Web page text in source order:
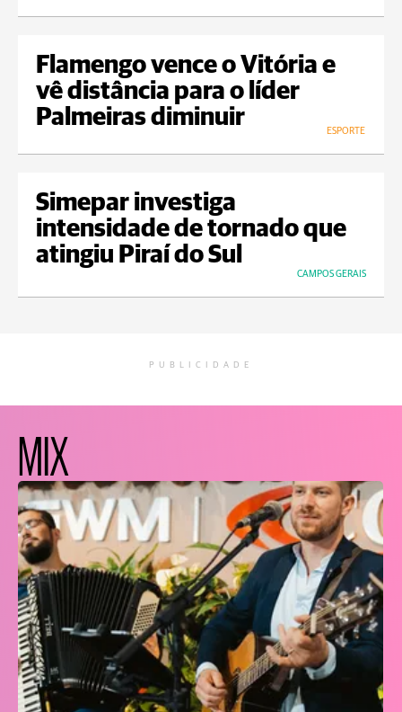
Flamengo vence o Vitória e
vê distância para o líder
Palmeiras diminuir
ESPORTE
Simepar investiga
intensidade de tornado que
atingiu Piraí do Sul
CAMPOS GERAIS
PUBLICIDADE
MIX